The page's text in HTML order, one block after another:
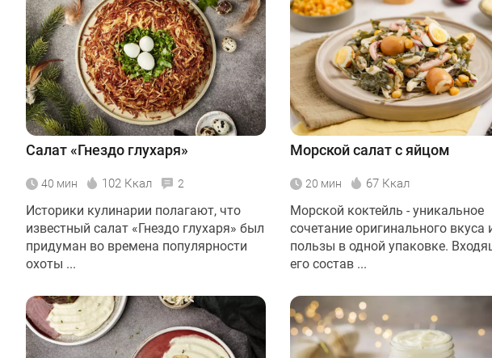
Салат «Гнездо глухаря»
40 мин 102 Ккал 2
Историки кулинарии полагают, что
известный салат «Гнездо глухаря» был
придуман во времена популярности
охоты ...
Морской салат с яйцом
20 мин 67 Ккал
Морской коктейль - уникальное
сочетание оригинального вкуса
пользы в одной упаковке.
его состав ...